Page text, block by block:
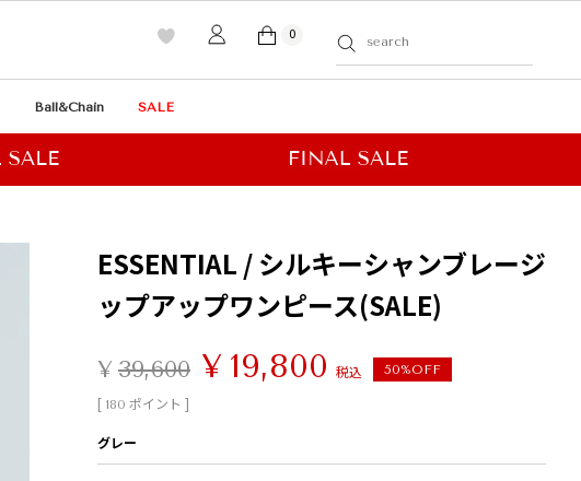
0
Ball&Chain SALE
ESSENTIAL / シルキーシャンブレージ
ップアップワンピース(SALE)
¥ 39,600 ¥ 19,800 税込 50%OFF
[ 180 ポイント ]
グレー